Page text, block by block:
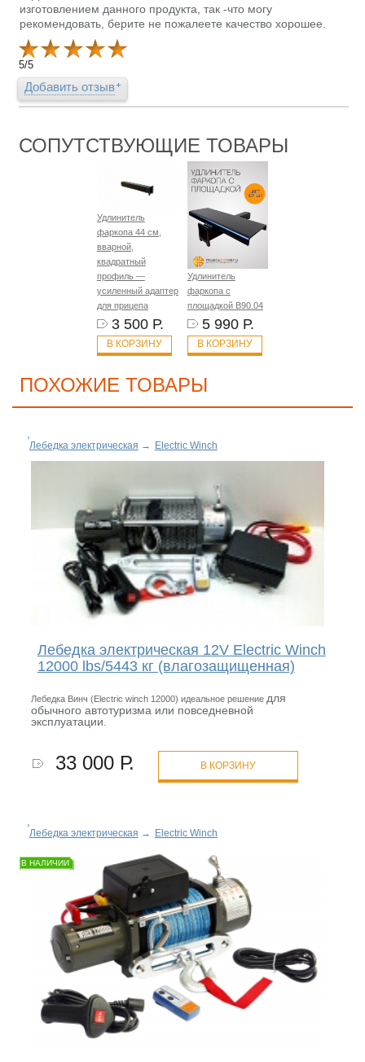
изготовлением данного продукта, так -что могу
рекомендовать, берите не пожалеете качество хорошее.
5/5
Добавить отзыв
СОПУТСТВУЮЩИЕ ТОВАРЫ
Удлинитель
фаркопа 44 см,
вварной,
квадратный
профиль —
усиленный адаптер
для прицепа
3 500 Р.
В КОРЗИНУ
Удлинитель
фаркопа с
площадкой B90.04
5 990 Р.
В КОРЗИНУ
ПОХОЖИЕ ТОВАРЫ
Лебедка электрическая → Electric Winch
Лебедка электрическая 12V Electric Winch
12000 lbs/5443 кг (влагозащищенная)
Лебедка Винч (Electric winch 12000) идеальное решение для
обычного автотуризма или повседневной
эксплуатации.
33 000 Р. В КОРЗИНУ
Лебедка электрическая → Electric Winch
В НАЛИЧИИ